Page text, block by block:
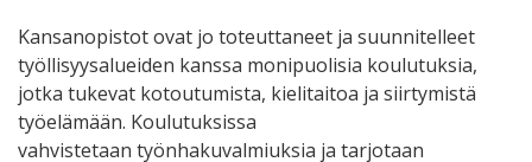
Kansanopistot ovat jo toteuttaneet ja suunnitelleet
työllisyysalueiden kanssa monipuolisia koulutuksia,
jotka tukevat kotoutumista, kielitaitoa ja siirtymistä
työelämään. Koulutuksissa
vahvistetaan työnhakuvalmiuksia ja tarjotaan